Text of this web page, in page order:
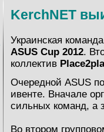
KerchNET
Украинская
ASUS Cup 2012.
коллектив
Очередной ASUS
ивенте. Вначале
сильных команд, а
Во втором